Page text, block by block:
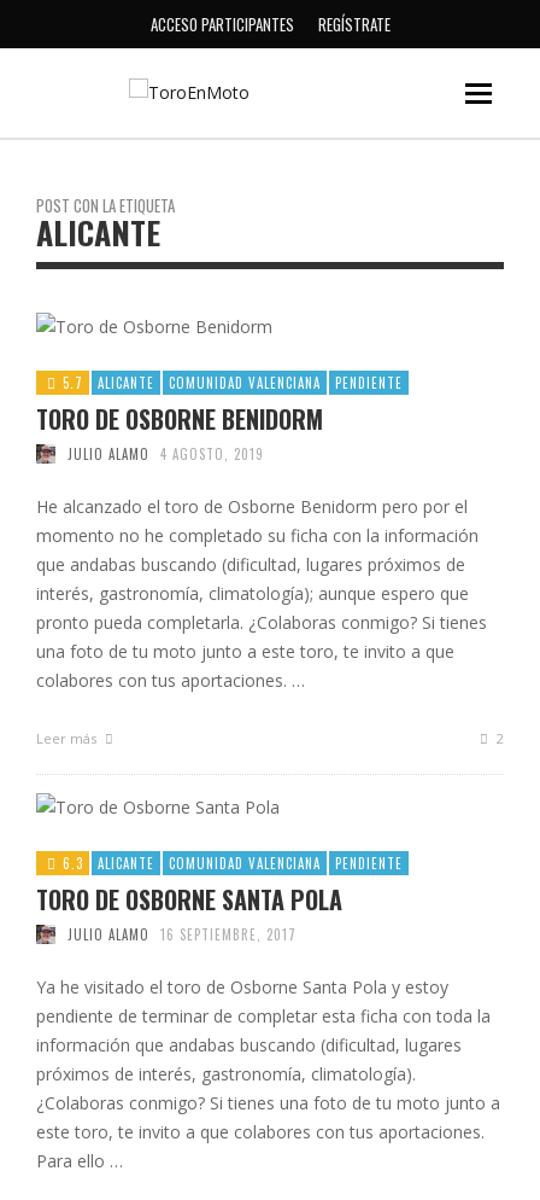
ACCESO PARTICIPANTES REGÍSTRATE
POST CON LA ETIQUETA
ALICANTE
5.7 ALICANTE COMUNIDAD VALENCIANA PENDIENTE
TORO DE OSBORNE BENIDORM
JULIO ALAMO 4 AGOSTO, 2019
He alcanzado el toro de Osborne Benidorm pero por el
momento no he completado su ficha con la información
que andabas buscando (dificultad, lugares próximos de
interés, gastronomía, climatología); aunque espero que
pronto pueda completarla. ¿Colaboras conmigo? Si tienes
una foto de tu moto junto a este toro, te invito a que
colabores con tus aportaciones. …
Leer más 2
6.3 ALICANTE COMUNIDAD VALENCIANA PENDIENTE
TORO DE OSBORNE SANTA POLA
JULIO ALAMO 16 SEPTIEMBRE, 2017
Ya he visitado el toro de Osborne Santa Pola y estoy
pendiente de terminar de completar esta ficha con toda la
información que andabas buscando (dificultad, lugares
próximos de interés, gastronomía, climatología).
¿Colaboras conmigo? Si tienes una foto de tu moto junto a
este toro, te invito a que colabores con tus aportaciones.
Para ello …